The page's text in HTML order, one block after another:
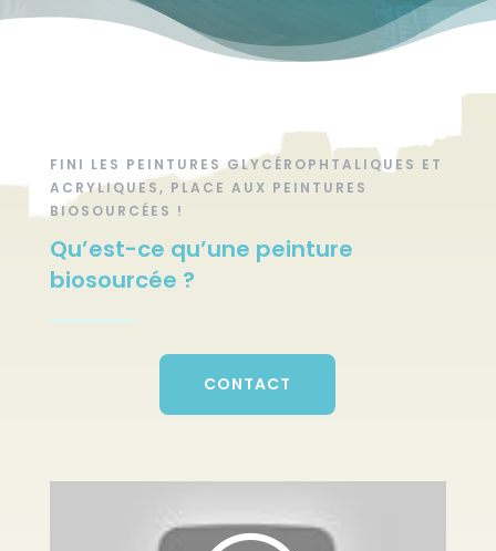
FINI LES PEINTURES GLYCÉROPHTALIQUES ET
ACRYLIQUES, PLACE AUX PEINTURES
BIOSOURCÉES !
Qu’est-ce qu’une peinture
biosourcée ?
CONTACT